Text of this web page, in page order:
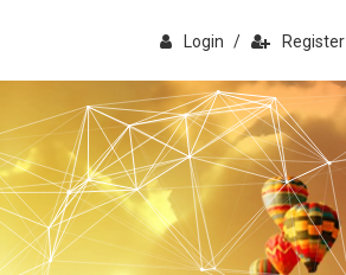
Login / Register